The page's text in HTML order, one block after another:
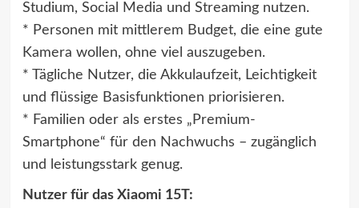
Studium, Social Media und Streaming nutzen.
* Personen mit mittlerem Budget, die eine gute
Kamera wollen, ohne viel auszugeben.
* Tägliche Nutzer, die Akkulaufzeit, Leichtigkeit
und flüssige Basisfunktionen priorisieren.
* Familien oder als erstes „Premium-
Smartphone“ für den Nachwuchs – zugänglich
und leistungsstark genug.
Nutzer für das Xiaomi 15T: